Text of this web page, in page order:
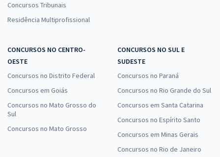
Concursos Tribunais
Residência Multiprofissional
CONCURSOS NO CENTRO-
OESTE
Concursos no Distrito Federal
Concursos em Goiás
Concursos no Mato Grosso do
Sul
Concursos no Mato Grosso
CONCURSOS NO SUL E
SUDESTE
Concursos no Paraná
Concursos no Rio Grande do Sul
Concursos em Santa Catarina
Concursos no Espírito Santo
Concursos em Minas Gerais
Concursos no Rio de Janeiro